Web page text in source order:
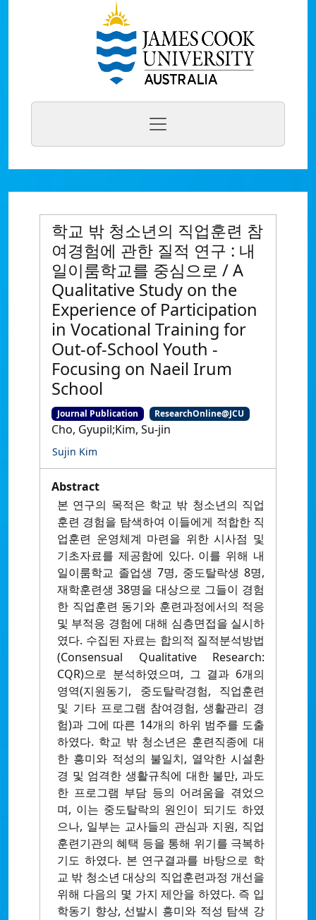
학교 밖 청소년의 직업훈련 참
여경험에 관한 질적 연구 : 내
일이룸학교를 중심으로 / A
Qualitative Study on the
Experience of Participation
in Vocational Training for
Out-of-School Youth -
Focusing on Naeil Irum
School
Journal Publication ResearchOnline@JCU
Cho, Gyupil;Kim, Su-jin
Sujin Kim
Abstract
본 연구의 목적은 학교 밖 청소년의 직업
훈련 경험을 탐색하여 이들에게 적합한 직
업훈련 운영체계 마련을 위한 시사점 및
기초자료를 제공함에 있다. 이를 위해 내
일이룸학교 졸업생 7명, 중도탈락생 8명,
재학훈련생 38명을 대상으로 그들이 경험
한 직업훈련 동기와 훈련과정에서의 적응
및 부적응 경험에 대해 심층면접을 실시하
였다. 수집된 자료는 합의적 질적분석방법
(Consensual Qualitative Research:
CQR)으로 분석하였으며, 그 결과 6개의
영역(지원동기, 중도탈락경험, 직업훈련
및 기타 프로그램 참여경험, 생활관리 경
험)과 그에 따른 14개의 하위 범주를 도출
하였다. 학교 밖 청소년은 훈련직종에 대
한 흥미와 적성의 불일치, 열악한 시설환
경 및 엄격한 생활규칙에 대한 불만, 과도
한 프로그램 부담 등의 어려움을 겪었으
며, 이는 중도탈락의 원인이 되기도 하였
으나, 일부는 교사들의 관심과 지원, 직업
훈련기관의 혜택 등을 통해 위기를 극복하
기도 하였다. 본 연구결과를 바탕으로 학
교 밖 청소년 대상의 직업훈련과정 개선을
위해 다음의 몇 가지 제안을 하였다. 즉 입
학동기 향상, 선발시 흥미와 적성 탐색 강